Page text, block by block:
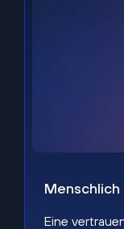
Menschlich
Eine